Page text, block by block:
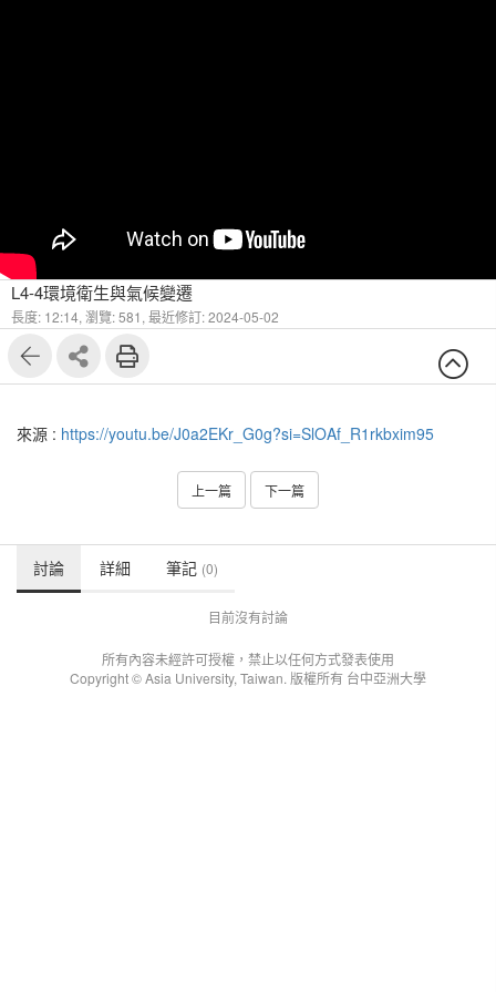
L4-4環境衛生與氣候變遷
長度: 12:14, 瀏覽: 581, 最近修訂: 2024-05-02
來源 : https://youtu.be/J0a2EKr_G0g?si=SlOAf_R1rkbxim95
上一篇 下一篇
討論 詳細 筆記 (0)
目前沒有討論
所有內容未經許可授權，禁止以任何方式發表使用
Copyright © Asia University, Taiwan. 版權所有 台中亞洲大學